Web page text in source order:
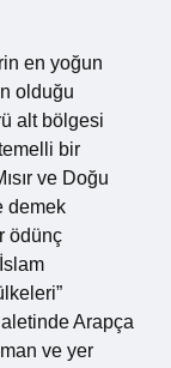
en yoğun
olduğu
alt bölgesi
bir
ve Doğu
demek
ödünç
Arapça